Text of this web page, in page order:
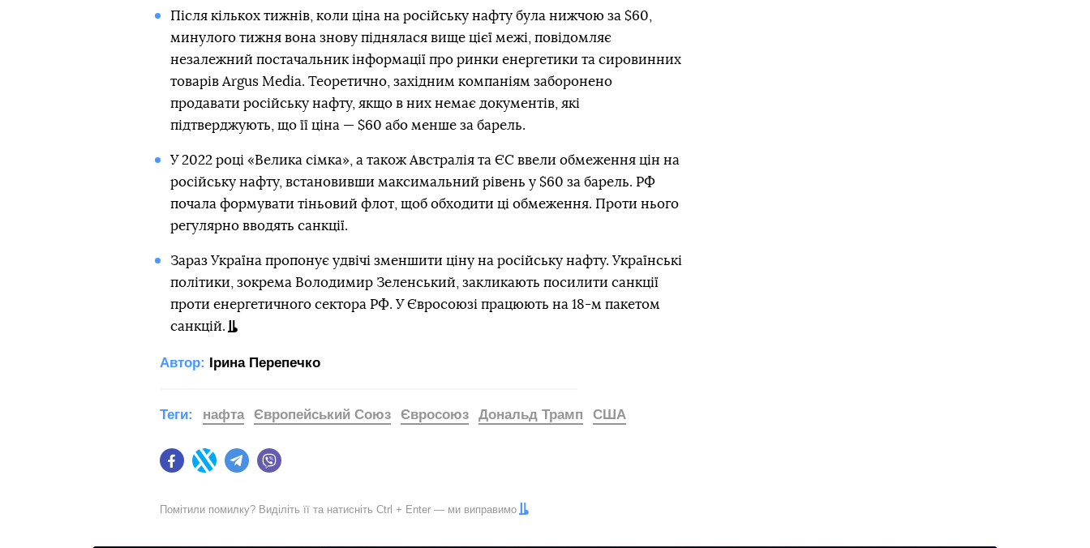
Після кількох тижнів, коли ціна на російську нафту була нижчою за $60,
минулого тижня вона знову піднялася вище цієї межі, повідомляє
незалежний постачальник інформації про ринки енергетики та сировинних
товарів Argus Media. Теоретично, західним компаніям заборонено
продавати російську нафту, якщо в них немає документів, які
підтверджують, що її ціна — $60 або менше за барель.
У 2022 році «Велика сімка», а також Австралія та ЄС ввели обмеження цін на
російську нафту, встановивши максимальний рівень у $60 за барель. РФ
почала формувати тіньовий флот, щоб обходити ці обмеження. Проти нього
регулярно вводять санкції.
Зараз Україна пропонує удвічі зменшити ціну на російську нафту. Українські
політики, зокрема Володимир Зеленський, закликають посилити санкції
проти енергетичного сектора РФ. У Євросоюзі працюють на 18-м пакетом
санкцій.
Автор: Ірина Перепечко
FacebookTwitter Telegram
Теги: нафта Європейський Союз Євросоюз Дональд Трамп США
Помітили помилку? Виділіть її та натисніть Ctrl + Enter — ми виправимо